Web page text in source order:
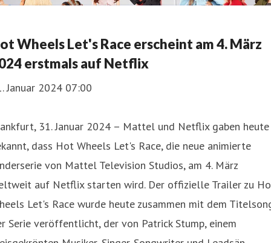
Wheels Let's Race erscheint am 4. März
erstmals auf Netflix
Januar 2024 07:00
31. Januar 2024 – Mattel und Netflix gaben heute
dass Hot Wheels Let's Race, die neue animierte
von Mattel Television Studios, am 4. März
auf Netflix starten wird. Der offizielle Trailer zu
Let's Race wurde heute zusammen mit dem
Serie veröffentlicht, der von Patrick Stump, einem